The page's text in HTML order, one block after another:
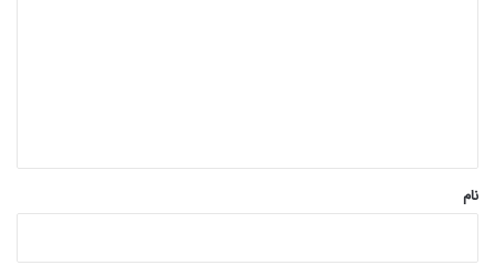
نام